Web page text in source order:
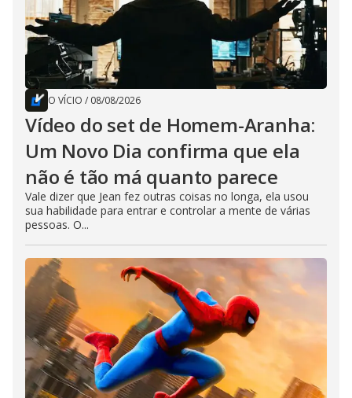
O VÍCIO / 08/08/2026
Vídeo do set de Homem-Aranha:
Um Novo Dia confirma que ela
não é tão má quanto parece
Vale dizer que Jean fez outras coisas no longa, ela usou
sua habilidade para entrar e controlar a mente de várias
pessoas. O...